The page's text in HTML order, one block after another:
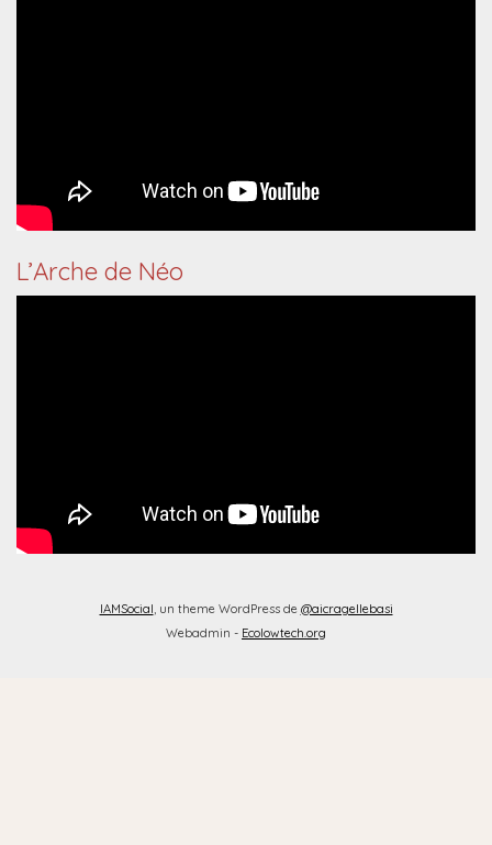
L’Arche de Néo
IAMSocial, un theme WordPress de @aicragellebasi
Webadmin - Ecolowtech.org